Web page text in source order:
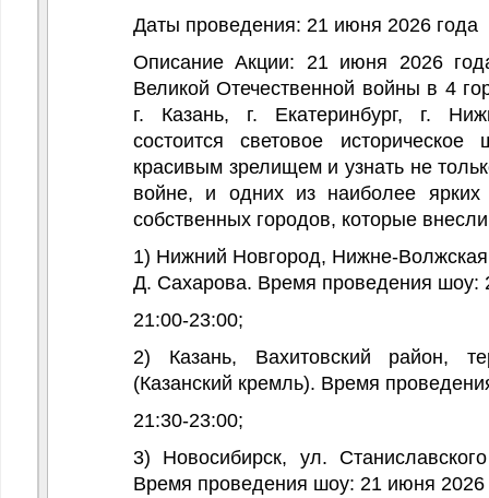
Даты проведения: 21 июня 2026 года
Описание Акции: 21 июня 2026
Великой Отечественной войны в 4
г. Казань, г. Екатеринбург, г.
состоится световое
красивым зрелищем и узнать не
войне, и одних из наиболее
собственных городов, которые
1) Нижний Новгород, Нижне-
Д. Сахарова. Время проведения шоу:
21:00-23:00;
2)
Казань, Вахитовский район,
(Казанский кремль). Время
21:30-23:00;
3)
Новосибирск, ул.
Время проведения шоу: 21 июня 2026